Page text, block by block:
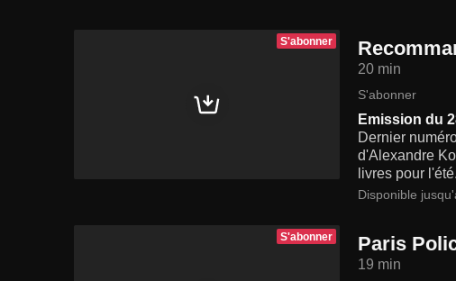
S'abonner
20 min
S'abonner
Emission du
Dernier
d'Alexandre
livres pour l'été.
Disponible
S'abonner Paris
19 min